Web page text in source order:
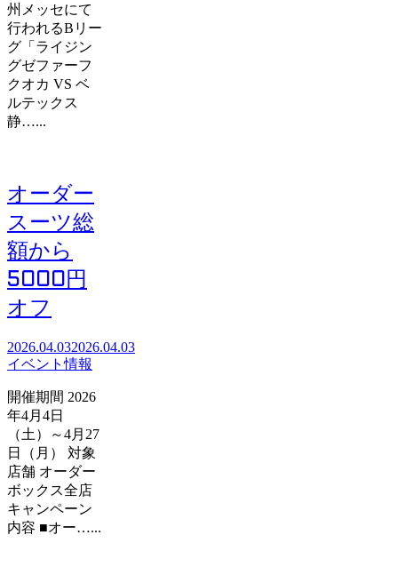
州メッセにて
行われるBリー
グ「ライジン
グゼファーフ
クオカ VS ベ
ルテックス
静…...
オーダー
スーツ総
額から
5000円
オフ
2026.04.032026.04.03
イベント情報
開催期間 2026
年4月4日
（土）～4月27
日（月） 対象
店舗 オーダー
ボックス全店
キャンペーン
内容 ■オー…...